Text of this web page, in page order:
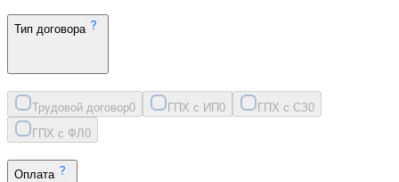
Тип договора
Трудовой договор0 ГПХ с ИП0 ГПХ с СЗ0
ГПХ с ФЛ 0
Оплата